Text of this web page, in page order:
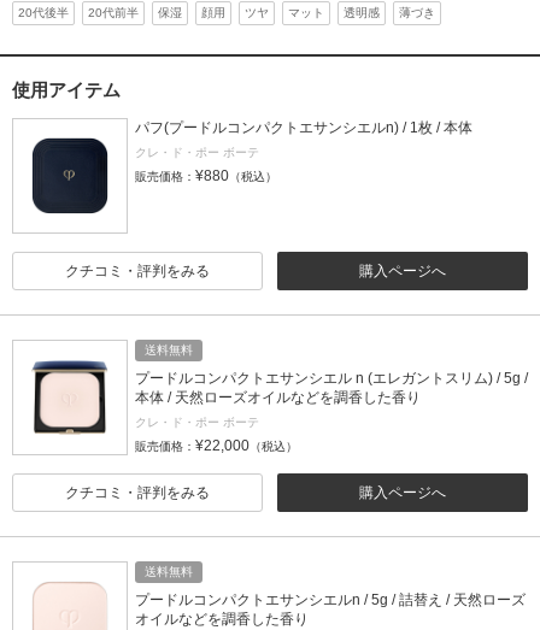
20代後半 20代前半 保湿 顔用 ツヤ マット 透明感 薄づき
使用アイテム
パフ(プードルコンパクトエサンシエルn) / 1枚 / 本体
クレ・ド・ポー ボーテ
販売価格： ¥880 （税込）
購入ページへ
クチコミ・評判をみる
送料無料
プードルコンパクトエサンシエル n (エレガントスリム) / 5g /
本体 / 天然ローズオイルなどを調香した香り
クレ・ド・ポー ボーテ
販売価格： ¥22,000 （税込）
購入ページへ
クチコミ・評判をみる
送料無料
プードルコンパクトエサンシエルn / 5g / 詰替え / 天然ローズ
オイルなどを調香した香り